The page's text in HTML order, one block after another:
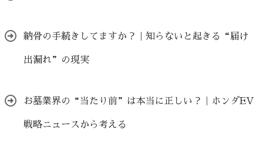
納骨の手続きしてますか？｜知らないと起きる“届け
出漏れ”の現実
お墓業界の“当たり前”は本当に正しい？｜ホンダEV
戦略ニュースから考える